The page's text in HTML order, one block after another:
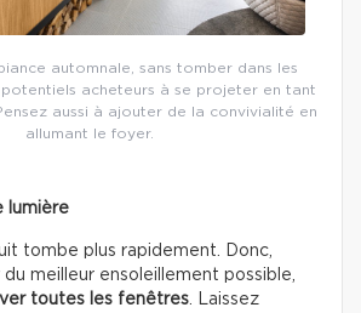
automnale, sans tomber dans les
potentiels acheteurs à se projeter en tant
aussi à ajouter de la convivialité en
allumant le foyer.
lumière
tombe plus rapidement. Donc,
meilleur ensoleillement possible,
toutes les fenêtres. Laissez